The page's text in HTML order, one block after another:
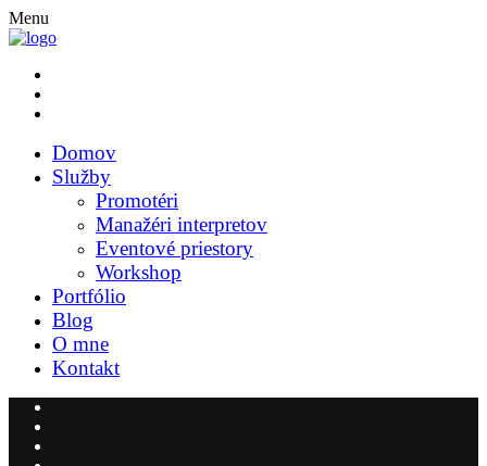
Menu
Domov
Služby
Promotéri
Manažéri interpretov
Eventové priestory
Workshop
Portfólio
Blog
O mne
Kontakt